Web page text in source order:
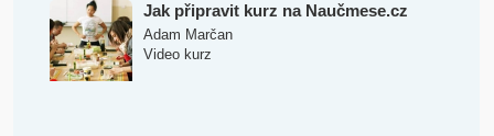
Jak připravit kurz na Naučmese.cz
Adam Marčan
Video kurz